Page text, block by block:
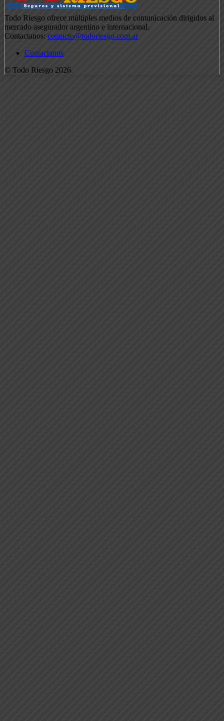
Todo Riesgo ofrece múltiples medios de comunicación dirigidos al
mercado asegurador argentino e internacional.
Contactanos: contacto@todoriesgo.com.ar
Contactanos
© Todo Riesgo 2026.